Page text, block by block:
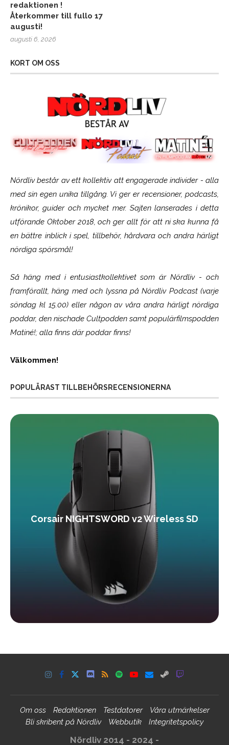
redaktionen !
Återkommer till fullo 17
augusti!
augusti 6, 2026
KORT OM OSS
Nördliv består av ett kollektiv att engagerade individer - alla
med sin egen unika tillgång. Vi ger er recensioner, podcasts,
krönikor, guider och mycket mer. Sajten lanserades i detta
utförande Oktober 2018, och ger allt för att ni ska kunna få
en bättre inblick i spel, tillbehör, hårdvara och andra härligt
nördiga spörsmål!
Så häng med i entusiastkollektivet som ärNördliv- och
framförallt, häng med och lyssna på Nördliv Podcast (varje
söndag kl 15.00) eller någon av våra andra härligt nördiga
poddar, den nischade Cultpodden samt populärfilmspodden
Matiné!; alla finns där poddar finns!
Välkommen!
POPULÄRAST TILLBEHÖRSRECENSIONERNA
Corsair NIGHTSWORD v2 Wireless SD
Om oss Redaktionen Testdatorer
Våra utmärkelser
Bli skribent på Nördliv
Webbutik Integritetspolicy
Nördliv 2014 - 2024 -